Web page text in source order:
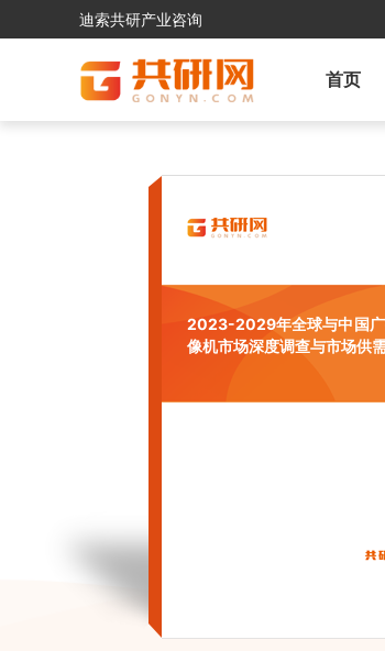
迪索共研产业咨询
首页
2023-2029年全球与中国广
像机市场深度调查与市场供